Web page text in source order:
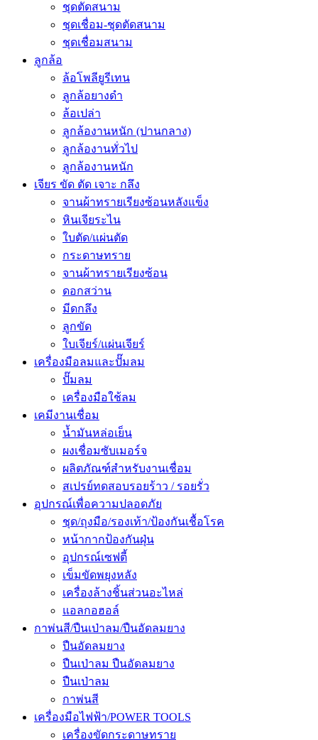
ชุดตัดสนาม
ชุดเชื่อม-ชุดตัดสนาม
ชุดเชื่อมสนาม
ลูกล้อ
ล้อโพลียูรีเทน
ลูกล้อยางดำ
ล้อเปล่า
ลูกล้องานหนัก (ปานกลาง)
ลูกล้องานทั่วไป
ลูกล้องานหนัก
เจียร ขัด ตัด เจาะ กลึง
จานผ้าทรายเรียงซ้อนหลังแข็ง
หินเจียระไน
ใบตัด/แผ่นตัด
กระดาษทราย
จานผ้าทรายเรียงซ้อน
ดอกสว่าน
มีดกลึง
ลูกขัด
ใบเจียร์/แผ่นเจียร์
เครื่องมือลมและปั๊มลม
ปั๊มลม
เครื่องมือใช้ลม
เคมีงานเชื่อม
น้ำมันหล่อเย็น
ผงเชื่อมซับเมอร์จ
ผลิตภัณฑ์สำหรับงานเชื่อม
สเปรย์ทดสอบรอยร้าว / รอยรั่ว
อุปกรณ์เพื่อความปลอดภัย
ชุด/ถุงมือ/รองเท้า/ป้องกันเชื้อโรค
หน้ากากป้องกันฝุ่น
อุปกรณ์เซฟตี้
เข็มขัดพยุงหลัง
เครื่องล้างชิ้นส่วนอะไหล่
แอลกอฮอล์
กาพ่นสี/ปืนเป่าลม/ปืนอัดลมยาง
ปืนอัดลมยาง
ปืนเป่าลม ปืนอัดลมยาง
ปืนเป่าลม
กาพ่นสี
เครื่องมือไฟฟ้า/POWER TOOLS
เครื่องขัดกระดาษทราย